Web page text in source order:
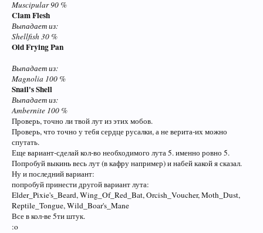
Muscipular 90 %
Clam Flesh
Выпадает из:
Shellfish 30 %
Old Frying Pan
Выпадает из:
Magnolia 100 %
Snail's Shell
Выпадает из:
Ambernite 100 %
Проверь, точно ли твой лут из этих мобов.
Проверь, что точно у тебя сердце русалки, а не верита-их можно
спутать.
Еще вариант-сделай кол-во необходимого лута 5. именно ровно 5.
Попробуй выкинь весь лут (в кафру например) и набей какой я сказал.
Ну и последний вариант:
попробуй принести другой вариант лута:
Elder_Pixie's_Beard, Wing_Of_Red_Bat, Orcish_Voucher, Moth_Dust,
Reptile_Tongue, Wild_Boar's_Mane
Все в кол-ве 5ти штук.
:o